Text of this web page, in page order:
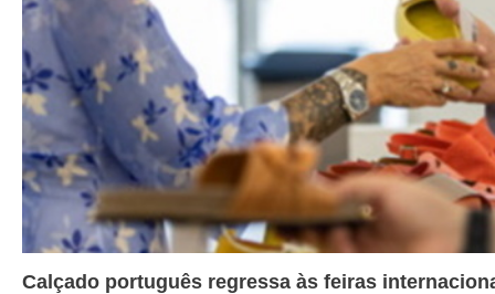
Calçado português regressa às feiras